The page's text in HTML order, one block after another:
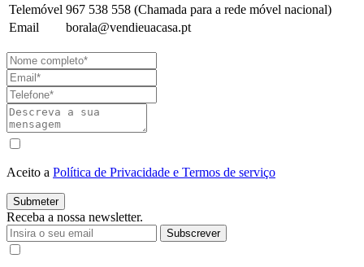
Telemóvel 967 538 558 (Chamada para a rede móvel nacional)
Email
borala@vendieuacasa.pt
Aceito a Política de Privacidade e Termos de serviço
Submeter
Receba a nossa newsletter.
Subscrever